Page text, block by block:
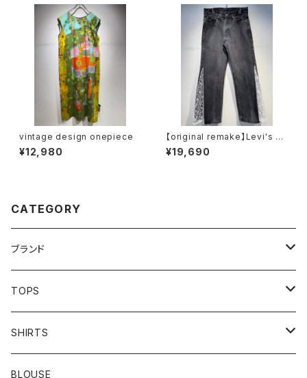
vintage design onepiece
¥12,980
【original remake】Levi's us
ed lace docking denim pa
nts
¥19,690
CATEGORY
ブランド
addidas
Barbour
Burberry
TOPS
S/S TEE
L/S TEE
SHIRTS
S/S SHIRTS
BLOUSE